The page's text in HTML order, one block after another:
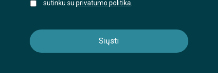
sutinku su privatumo politika